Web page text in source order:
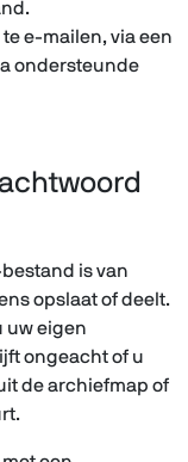
e-mailen, via een
ondersteunde
is van
opslaat of deelt.
uw eigen
ongeacht of u
de archiefmap of